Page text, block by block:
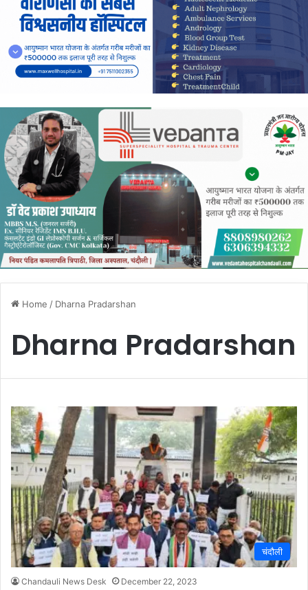
Home / Dharna Pradarshan
Dharna Pradarshan
चंदौली
Chandauli News Desk December 22, 2023